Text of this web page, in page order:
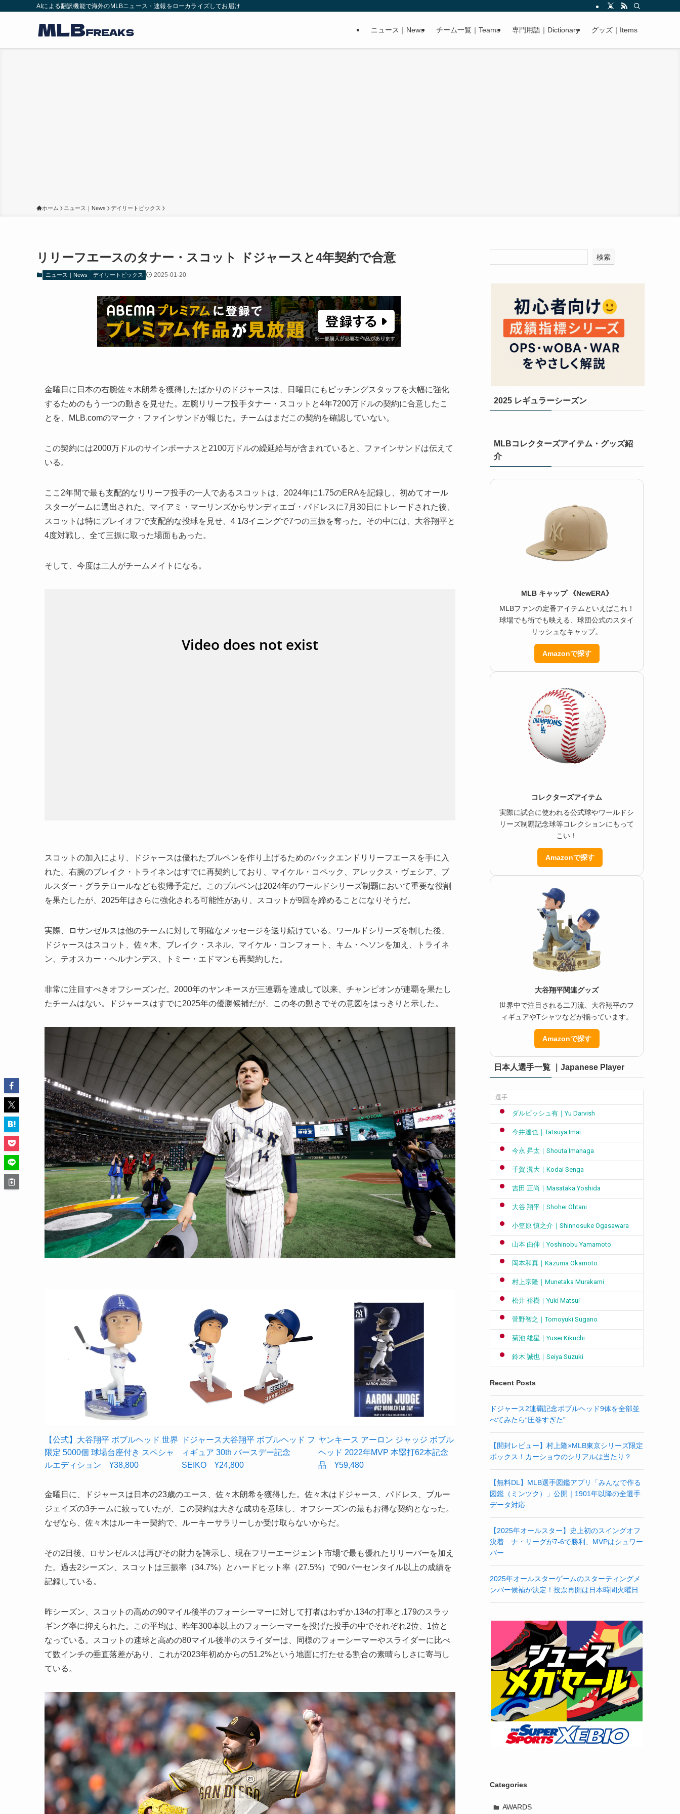
AIによる翻訳機能で海外のMLBニュース・速報をローカライズしてお届け
ニュース｜News チーム一覧｜Teams 専門用語｜Dictionary グッズ｜Items
ホーム ニュース｜News デイリートピックス
リリーフエースのタナー・スコット ドジャースと4年契約で合意
ニュース｜News デイリートピックス 2025-01-20
金曜日に日本の右腕佐々木朗希を獲得したばかりのドジャースは、日曜日にもピッチングスタッフを大幅に強化
するためのもう一つの動きを見せた。左腕リリーフ投手タナー・スコットと4年7200万ドルの契約に合意したこ
とを、MLB.comのマーク・ファインサンドが報じた。チームはまだこの契約を確認していない。
この契約には2000万ドルのサインボーナスと2100万ドルの繰延給与が含まれていると、ファインサンドは伝えて
いる。
ここ2年間で最も支配的なリリーフ投手の一人であるスコットは、2024年に1.75のERAを記録し、初めてオール
スターゲームに選出された。マイアミ・マーリンズからサンディエゴ・パドレスに7月30日にトレードされた後、
スコットは特にプレイオフで支配的な投球を見せ、4 1/3イニングで7つの三振を奪った。その中には、大谷翔平と
4度対戦し、全て三振に取った場面もあった。
そして、今度は二人がチームメイトになる。
スコットの加入により、ドジャースは優れたブルペンを作り上げるためのバックエンドリリーフエースを手に入
れた。右腕のブレイク・トライネンはすでに再契約しており、マイケル・コペック、アレックス・ヴェシア、ブ
ルスダー・グラテロールなども復帰予定だ。このブルペンは2024年のワールドシリーズ制覇において重要な役割
を果たしたが、2025年はさらに強化される可能性があり、スコットが9回を締めることになりそうだ。
実際、ロサンゼルスは他のチームに対して明確なメッセージを送り続けている。ワールドシリーズを制した後、
ドジャースはスコット、佐々木、ブレイク・スネル、マイケル・コンフォート、キム・ヘソンを加え、トライネ
ン、テオスカー・ヘルナンデス、トミー・エドマンも再契約した。
非常に注目すべきオフシーズンだ。2000年のヤンキースが三連覇を達成して以来、チャンピオンが連覇を果たし
たチームはない。ドジャースはすでに2025年の優勝候補だが、この冬の動きでその意図をはっきりと示した。
【公式】大谷翔平 ボブルヘッド 世界
限定 5000個 球場台座付き スペシャ
ルエディション ¥38,800
ドジャース大谷翔平 ボブルヘッド フ
ィギュア 30th バースデー記念
SEIKO ¥24,800
ヤンキース アーロン ジャッジ ボブル
ヘッド 2022年MVP 本塁打62本記念
品 ¥59,480
金曜日に、ドジャースは日本の23歳のエース、佐々木朗希を獲得した。佐々木はドジャース、パドレス、ブルー
ジェイズの3チームに絞っていたが、この契約は大きな成功を意味し、オフシーズンの最もお得な契約となった。
なぜなら、佐々木はルーキー契約で、ルーキーサラリーしか受け取らないからだ。
その2日後、ロサンゼルスは再びその財力を誇示し、現在フリーエージェント市場で最も優れたリリーバーを加え
た。過去2シーズン、スコットは三振率（34.7%）とハードヒット率（27.5%）で90パーセンタイル以上の成績を
記録している。
昨シーズン、スコットの高めの90マイル後半のフォーシーマーに対して打者はわずか.134の打率と.179のスラッ
ギング率に抑えられた。この平均は、昨年300本以上のフォーシーマーを投げた投手の中でそれぞれ2位、1位と
なっている。スコットの速球と高めの80マイル後半のスライダーは、同様のフォーシーマーやスライダーに比べ
て数インチの垂直落差があり、これが2023年初めからの51.2%という地面に打たせる割合の素晴らしさに寄与し
ている。
検索
2025 レギュラーシーズン
MLBコレクターズアイテム・グッズ紹
介
MLB キャップ 《NewERA》
MLBファンの定番アイテムといえばこれ！
球場でも街でも映える、球団公式のスタイ
リッシュなキャップ。
Amazonで探す
コレクターズアイテム
実際に試合に使われる公式球やワールドシ
リーズ制覇記念球等コレクションにもって
こい！
Amazonで探す
大谷翔平関連グッズ
世界中で注目される二刀流、大谷翔平のフ
ィギュアやTシャツなどが揃っています。
Amazonで探す
日本人選手一覧 ｜Japanese Player
選手
ダルビッシュ有｜Yu Darvish
今井達也｜Tatsuya Imai
今永 昇太｜Shouta Imanaga
千賀 滉大｜Kodai Senga
吉田 正尚｜Masataka Yoshida
大谷 翔平｜Shohei Ohtani
小笠原 慎之介｜Shinnosuke Ogasawara
山本 由伸｜Yoshinobu Yamamoto
岡本和真｜Kazuma Okamoto
村上宗隆｜Munetaka Murakami
松井 裕樹｜Yuki Matsui
菅野智之｜Tomoyuki Sugano
菊池 雄星｜Yusei Kikuchi
鈴木 誠也｜Seiya Suzuki
Recent Posts
ドジャース2連覇記念ボブルヘッド9体を全部並
べてみたら“圧巻すぎた”
【開封レビュー】村上隆×MLB東京シリーズ限定
ボックス！カーショウのシリアルは当たり？
【無料DL】MLB選手図鑑アプリ「みんなで作る
図鑑（ミンツク）」公開｜1901年以降の全選手
データ対応
【2025年オールスター】史上初のスイングオフ
決着 ナ・リーグが7-6で勝利、MVPはシュワー
バー
2025年オールスターゲームのスターティングメ
ンバー候補が決定！投票再開は日本時間火曜日
Categories
AWARDS